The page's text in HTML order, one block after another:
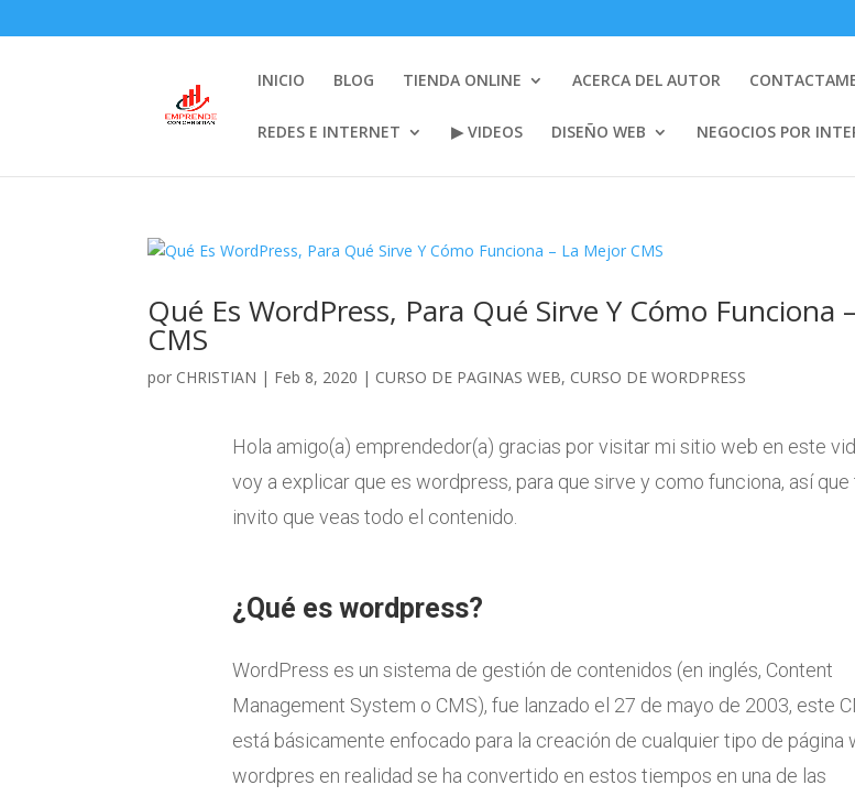
INICIO BLOG TIENDA ONLINE ACERCA DEL AUTOR
REDES E INTERNET ▶ VIDEOS DISEÑO WEB NEGOCIOS POR
Qué Es WordPress, Para Qué Sirve Y Cómo Funciona
CMS
por CHRISTIAN | Feb 8, 2020 | CURSO DE PAGINAS WEB, CURSO DE WORDPRESS
Hola amigo(a) emprendedor(a) gracias por visitar mi sitio web en este
voy a explicar que es wordpress, para que sirve y como funciona, así que
invito que veas todo el contenido.
¿Qué es wordpress?
WordPress es un sistema de gestión de contenidos (en inglés, Content
Management System o CMS), fue lanzado el 27 de mayo de 2003, este
está básicamente enfocado para la creación de cualquier tipo de página
wordpres en realidad se ha convertido en estos tiempos en una de las